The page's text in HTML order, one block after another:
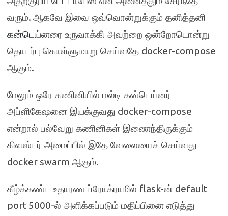
வரும். ஆகவே இவை ஒவ்வொன்றுக்கும் தனித்தனி
கன்டெ ய்னரை உருவாக்கி அவற்றை ஒன்றோடொன்று
தொடர்பு கொள்ளுமாறு செய்வதே docker-compose
ஆகும்.
மேலும் ஒரே கணினியில் மல்டி கன்டெய்னர்
அப்ளிகேஷனை இயக்குவது docker-compose
என்றால் பல்வேறு கணினிகள் இணைந்திருக்கும்
கிளஸ்டர் அமைப்பில் இதே வேலையைச் செய்வது
docker swarm ஆகும்.
கீழ்க்கண்ட உதாரண ப்ரோக்ராமில் flask-ன் default
port 5000-ல் அளிக்கப்படும் மதிப்பினை எடுத்து